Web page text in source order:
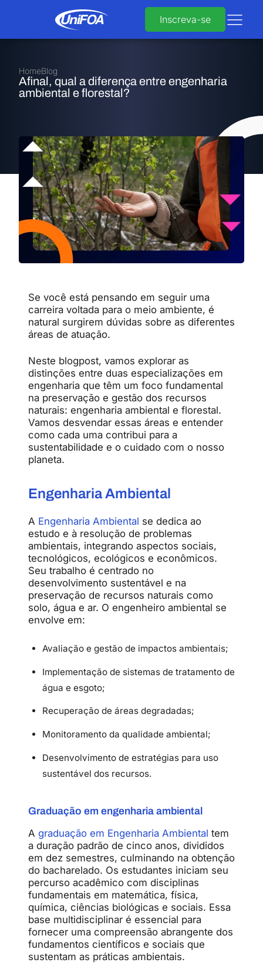
Inscreva-se
HomeBlog
Afinal, qual a diferença entre engenharia
ambiental e florestal?
Se você está pensando em seguir uma
carreira voltada para o meio ambiente, é
natural surgirem dúvidas sobre as diferentes
áreas de atuação.
Neste blogpost, vamos explorar as
distinções entre duas especializações em
engenharia que têm um foco fundamental
na preservação e gestão dos recursos
naturais: engenharia ambiental e florestal.
Vamos desvendar essas áreas e entender
como cada uma contribui para a
sustentabilidade e o cuidado com o nosso
planeta.
Engenharia Ambiental
A Engenharia Ambiental se dedica ao
estudo e à resolução de problemas
ambientais, integrando aspectos sociais,
tecnológicos, ecológicos e econômicos.
Seu trabalho é centrado no
desenvolvimento sustentável e na
preservação de recursos naturais como
solo, água e ar. O engenheiro ambiental se
envolve em:
Avaliação e gestão de impactos ambientais;
Implementação de sistemas de tratamento de
água e esgoto;
Recuperação de áreas degradadas;
Monitoramento da qualidade ambiental;
Desenvolvimento de estratégias para uso
sustentável dos recursos.
Graduação em engenharia ambiental
A graduação em Engenharia Ambiental tem
a duração padrão de cinco anos, divididos
em dez semestres, culminando na obtenção
do bacharelado. Os estudantes iniciam seu
percurso acadêmico com disciplinas
fundamentais em matemática, física,
química, ciências biológicas e sociais. Essa
base multidisciplinar é essencial para
fornecer uma compreensão abrangente dos
fundamentos científicos e sociais que
sustentam as práticas ambientais.